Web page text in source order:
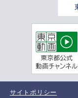
サイトポリシー